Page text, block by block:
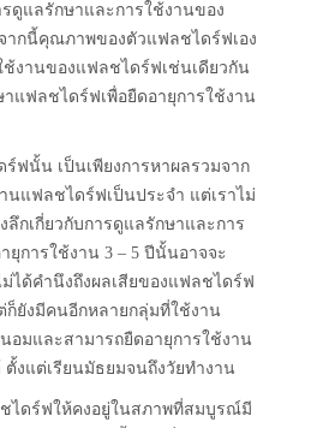
ดูแลรักษาและการใช้งานของ
กนี้คุณภาพของตัวแฟลชไดร์ฟเอง
ช้งานของแฟลชไดร์ฟเช่นเดียวกัน
แฟลชไดร์ฟเพื่อยืดอายุการใช้งาน
ฟนั้น เป็นเพียงการหาผลรวมจาก
นแฟลชไดร์ฟเป็นประจำ แต่เราไม่
ลึกเกี่ยวกับการดูแลรักษาและการ
ยุการใช้งาน 3 – 5 ปีนั้นอาจจะ
ได้คำนึงถึงผลเสียของแฟลชไดร์ฟ
ก็ยังมีคนอีกหลายกลุ่มที่ใช้งาน
อมและสามารถยืดอายุการใช้งาน
งแต่เรียนมัธยมจนถึงวัยทำงาน
ไดร์ฟให้คงอยู่ในสภาพที่สมบูรณ์มี